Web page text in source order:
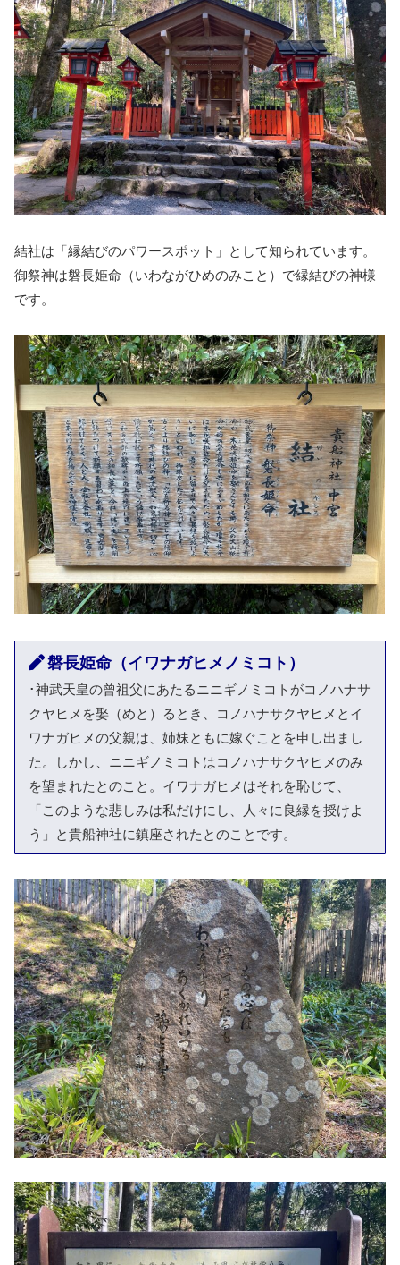
結社は「縁結びのパワースポット」として知られています。
御祭神は磐長姫命（いわながひめのみこと）で縁結びの神様
です。
磐長姫命（イワナガヒメノミコト）
･神武天皇の曾祖父にあたるニニギノミコトがコノハナサ
クヤヒメを娶（めと）るとき、コノハナサクヤヒメとイ
ワナガヒメの父親は、姉妹ともに嫁ぐことを申し出まし
た。しかし、ニニギノミコトはコノハナサクヤヒメのみ
を望まれたとのこと。イワナガヒメはそれを恥じて、
「このような悲しみは私だけにし、人々に良縁を授けよ
う」と貴船神社に鎮座されたとのことです。